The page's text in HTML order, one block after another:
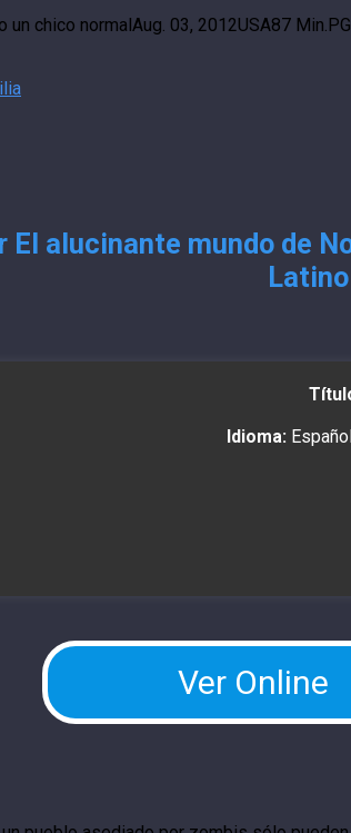
un chico normalAug. 03, 2012USA87 Min.PG
El alucinante mundo de
Idioma:
Ver Online